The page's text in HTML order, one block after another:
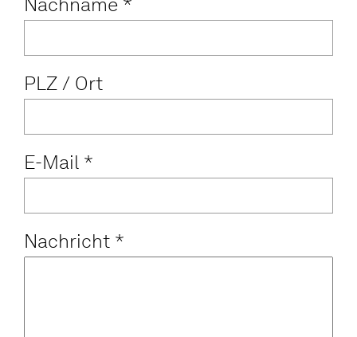
PLZ / Ort
E-Mail *
Nachricht *